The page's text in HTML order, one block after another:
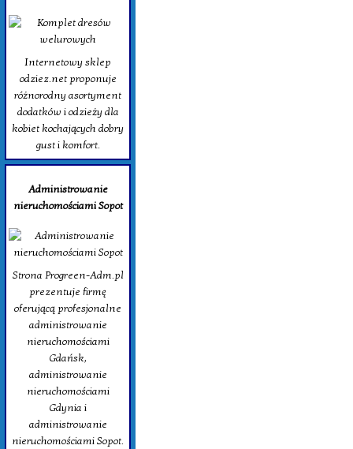
Internetowy sklep
odziez.net proponuje
różnorodny asortyment
dodatków i odzieży dla
kobiet kochających dobry
gust i komfort.
Administrowanie
nieruchomościami Sopot
Strona Progreen-Adm.pl
prezentuje firmę
oferującą profesjonalne
administrowanie
nieruchomościami
Gdańsk,
administrowanie
nieruchomościami
Gdynia i
administrowanie
nieruchomościami Sopot.